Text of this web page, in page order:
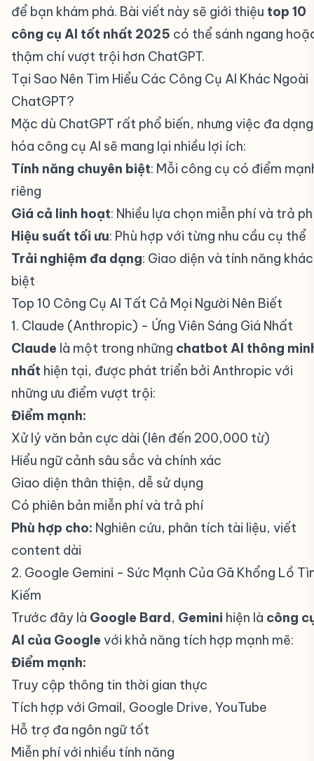
để bạn khám phá. Bài viết này sẽ giới thiệu top 10
công cụ AI tốt nhất 2025 có thể sánh ngang
thậm chí vượt trội hơn ChatGPT.
Tại Sao Nên Tìm Hiểu Các Công Cụ AI Khác Ngoài
ChatGPT?
Mặc dù ChatGPT rất phổ biến, nhưng việc đa dạng
hóa công cụ AI sẽ mang lại nhiều lợi ích:
Tính năng chuyên biệt: Mỗi công cụ có điểm
riêng
Giá cả linh hoạt: Nhiều lựa chọn miễn phí và trả
Hiệu suất tối ưu: Phù hợp với từng nhu cầu cụ thể
Trải nghiệm đa dạng: Giao diện và tính năng khác
biệt
Top 10 Công Cụ AI Tất Cả Mọi Người Nên Biết
1. Claude (Anthropic) - Ứng Viên Sáng Giá Nhất
Claude là một trong những chatbot AI thông
nhất hiện tại, được phát triển bởi Anthropic với
những ưu điểm vượt trội:
Điểm mạnh:
Xử lý văn bản cực dài (lên đến 200,000 từ)
Hiểu ngữ cảnh sâu sắc và chính xác
Giao diện thân thiện, dễ sử dụng
Có phiên bản miễn phí và trả phí
Phù hợp cho: Nghiên cứu, phân tích tài liệu, viết
content dài
2. Google Gemini - Sức Mạnh Của Gã Khổng Lồ
Kiếm
Trước đây là Google Bard, Gemini hiện là công
AI của Google với khả năng tích hợp mạnh mẽ:
Điểm mạnh:
Truy cập thông tin thời gian thực
Tích hợp với Gmail, Google Drive, YouTube
Hỗ trợ đa ngôn ngữ tốt
Miễn phí với nhiều tính năng